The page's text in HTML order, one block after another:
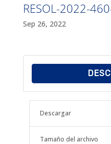
RESOL-2022-
Sep 26, 2022
Descargar
Tamaño del archivo